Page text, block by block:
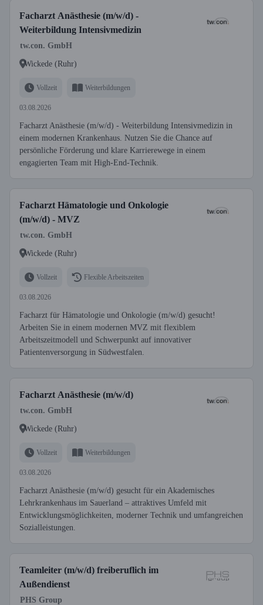
Facharzt Anästhesie (m/w/d) -
Weiterbildung Intensivmedizin
tw.con. GmbH
Wickede (Ruhr)
Vollzeit Weiterbildungen
03.08.2026
Facharzt Anästhesie (m/w/d) - Weiterbildung Intensivmedizin in
einem modernen Krankenhaus. Nutzen Sie die Chance auf
persönliche Förderung und klare Karrierewege in einem
engagierten Team mit High-End-Technik.
Facharzt Hämatologie und Onkologie
(m/w/d) - MVZ
tw.con. GmbH
Wickede (Ruhr)
Vollzeit Flexible Arbeitszeiten
03.08.2026
Facharzt für Hämatologie und Onkologie (m/w/d) gesucht!
Arbeiten Sie in einem modernen MVZ mit flexiblem
Arbeitszeitmodell und Schwerpunkt auf innovativer
Patientenversorgung in Südwestfalen.
Facharzt Anästhesie (m/w/d)
tw.con. GmbH
Wickede (Ruhr)
Vollzeit Weiterbildungen
03.08.2026
Facharzt Anästhesie (m/w/d) gesucht für ein Akademisches
Lehrkrankenhaus im Sauerland – attraktives Umfeld mit
Entwicklungsmöglichkeiten, moderner Technik und umfangreichen
Sozialleistungen.
Teamleiter (m/w/d) freiberuflich im
Außendienst
PHS Group